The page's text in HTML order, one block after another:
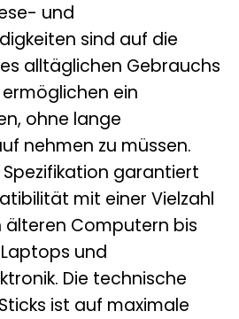
und
sind auf die
alltäglichen Gebrauchs
ein
ohne lange
nehmen zu müssen.
garantiert
mit einer Vielzahl
älteren Computern bis
und
Die technische
ist auf maximale